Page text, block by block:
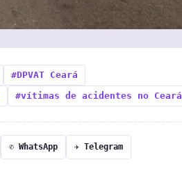
#DPVAT Ceará
#vítimas de acidentes no Ceará
✆ WhatsApp ✈ Telegram